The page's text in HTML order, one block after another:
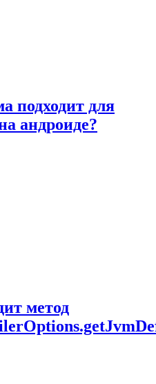
подходит для
андроиде?
метод